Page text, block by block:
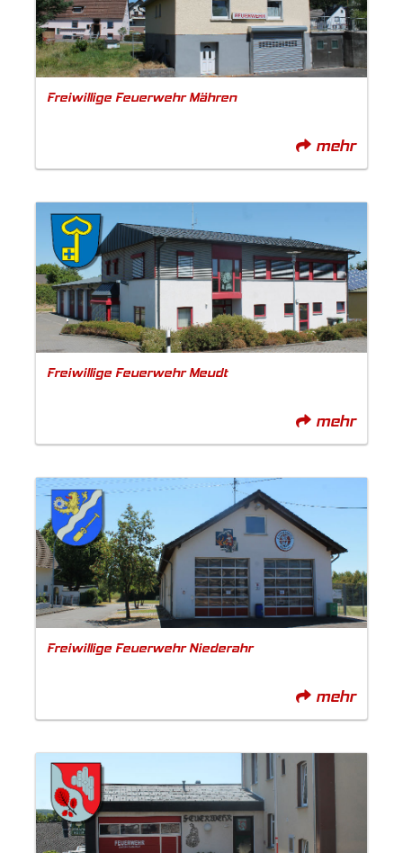
Freiwillige Feuerwehr Mähren
mehr
Freiwillige Feuerwehr Meudt
mehr
Freiwillige Feuerwehr Niederahr
mehr